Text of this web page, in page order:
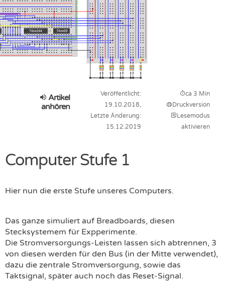
Artikel
anhören
Veröffentlicht:
19.10.2018,
Letzte Änderung:
15.12.2019
ca 3 Min
Druckversion
Lesemodus
aktivieren
Computer Stufe 1
Hier nun die erste Stufe unseres Computers.
Das ganze simuliert auf Breadboards, diesen
Stecksystemem für Expperimente.
Die Stromversorgungs-Leisten lassen sich abtrennen, 3
von diesen werden für den Bus (in der Mitte verwendet),
dazu die zentrale Stromversorgung, sowie das
Taktsignal, später auch noch das Reset-Signal.